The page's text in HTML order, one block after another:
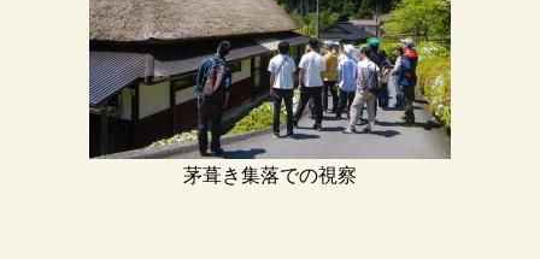
茅葺き集落での視察